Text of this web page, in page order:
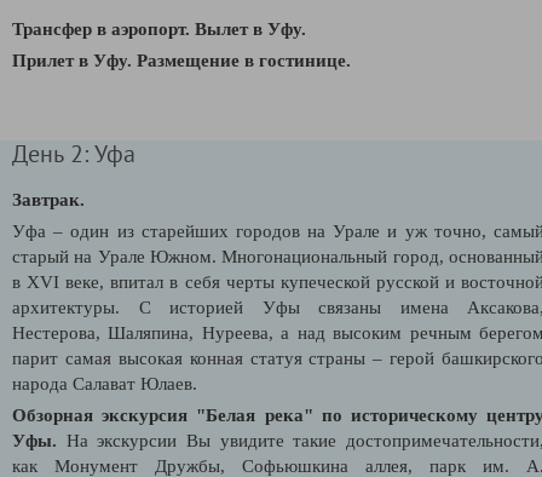
Трансфер в аэропорт. Вылет в Уфу.
Прилет в Уфу. Размещение в гостинице.
День 2: Уфа
Завтрак.
Уфа – один из старейших городов на Урале и уж точно,
старый на Урале Южном. Многонациональный город,
в XVI веке, впитал в себя черты купеческой русской и
архитектуры. С историей Уфы связаны имена
Нестерова, Шаляпина, Нуреева, а над высоким речным
парит самая высокая конная статуя страны – герой
народа Салават Юлаев.
Обзорная экскурсия "Белая река" по историческому
Уфы. На экскурсии Вы увидите такие
как Монумент Дружбы, Софьюшкина аллея, парк им.